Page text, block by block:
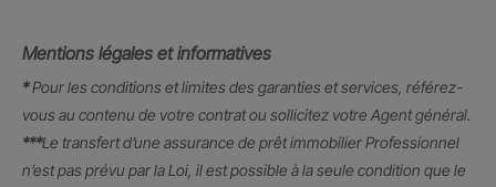
Mentions légales et informatives
*Pour les conditions et limites des garanties et services, référez-
vous au contenu de votre contrat ou sollicitez votre Agent général.
***Le transfert d’une assurance de prêt immobilier Professionnel
n’est pas prévu par la Loi, il est possible à la seule condition que le